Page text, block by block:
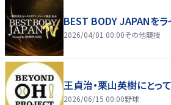
BEST BODY JAPANをラ
2026/04/01 00:00その他競技
王貞治・栗山英樹にとっ
2026/06/15 00:00野球